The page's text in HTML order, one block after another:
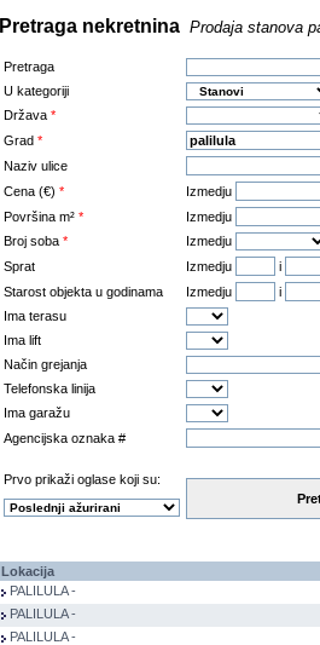
Pretraga nekretnina Prodaja stanova
Pretraga
U kategoriji
Država *
Grad *
Naziv ulice
Cena (€) *
Izmedju
Površina m² *
Izmedju
Broj soba *
Izmedju
Sprat
Izmedju
i
Starost objekta u godinama
Izmedju
i
Ima terasu
Ima lift
Način grejanja
Telefonska linija
Ima garažu
Agencijska oznaka #
Prvo prikaži oglase koji su:
Lokacija
PALILULA -
PALILULA -
PALILULA -